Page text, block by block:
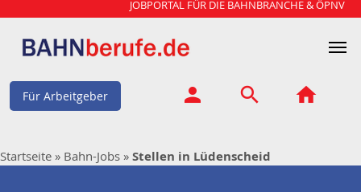
JOBPORTAL FÜR DIE BAHNBRANCHE & ÖPNV
Für Arbeitgeber
Startseite » Bahn-Jobs » Stellen in Lüdenscheid